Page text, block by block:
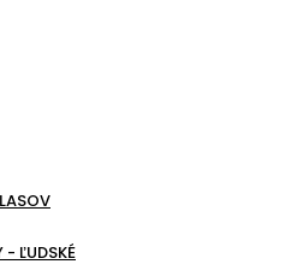
- ĽUDSKÉ